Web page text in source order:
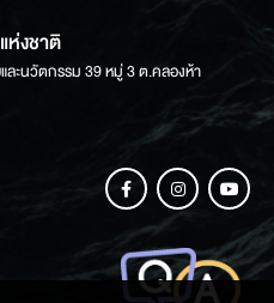
งชาติ
ะนวัตกรรม 39 หมู่ 3 ต.คลองห้า